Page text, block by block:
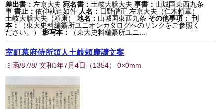
差出書： 左京大夫 宛名書： 土岐大膳大夫 事書： 山城国東西九条
事書止：依仰執達如件 人名： 日野僧正 左京大夫（仁木頼章）
土岐大膳大夫（頼康）
地名： 山城国東西九条 その他事項： 刊
本：
（東大史料編纂所ユニオンカタログへのリンクをご参照く
ださい。）
影写本： （東大史料編纂所ユニ...
室町幕府侍所頭人土岐頼康請文案
ミ函/87/8/ 文和3年7月4日 （1354） 0×0mm